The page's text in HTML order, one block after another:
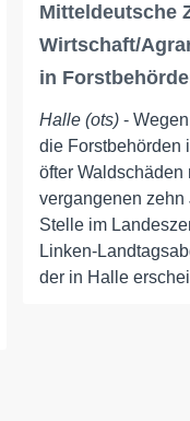
Mitteldeutsche
Wirtschaft/
in
Halle (ots) -
die Forstbehörden
öfter Waldschäden
vergangenen
Stelle im
Linken-
der in Halle